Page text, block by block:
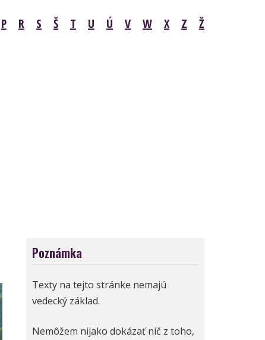
P R S Š T U Ú V W X Z Ž
Poznámka
Texty na tejto stránke nemajú
vedecký základ.
Nemôžem nijako dokázať nič z toho,